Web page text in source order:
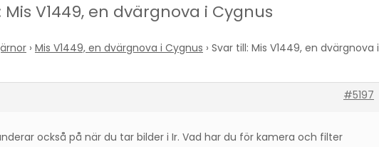
Mis V1449, en dvärgnova i Cygnus
› Mis V1449, en dvärgnova i Cygnus › Svar till: Mis V1449, en dvärgnova i
#5197
också på när du tar bilder i Ir. Vad har du för kamera och filter